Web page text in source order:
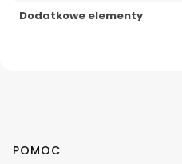
Dodatkowe elementy
Linki w stopce
POMOC